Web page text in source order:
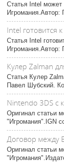
Статья Intel может
Игромания.Автор:
Intel готовится
Статья Intel
Игромания.Автор:
Кулер Zalman
Статья Кулер
Павел Шубский.
Nintendo 3DS с
Оригинал статьи
"Игромания".IGN
Договор между
Оригинал статьи